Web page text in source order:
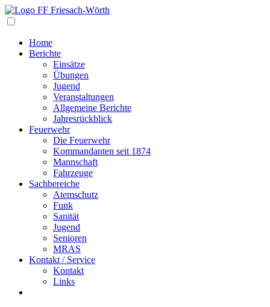
Home
Berichte
Einsätze
Übungen
Jugend
Veranstaltungen
Allgemeine Berichte
Jahresrückblick
Feuerwehr
Die Feuerwehr
Kommandanten seit 1874
Mannschaft
Fahrzeuge
Sachbereiche
Atemschutz
Funk
Sanität
Jugend
Senioren
MRAS
Kontakt / Service
Kontakt
Links